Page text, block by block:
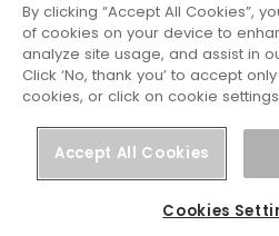
By clicking “Accept All Cookies”,
of cookies on your device to
analyze site usage, and assist in
Click ‘No, thank you’ to accept
cookies, or click on cookie
Accept All Cookies
Cookies